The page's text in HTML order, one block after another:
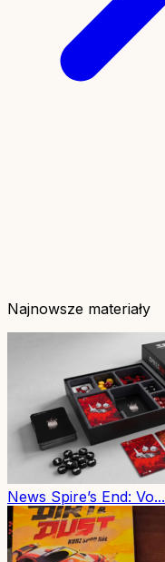
Najnowsze materiały
News Spire’s End: Vo...